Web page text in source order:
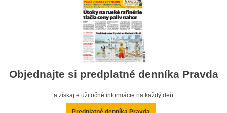
Objednajte si predplatné denníka Pravda
a získajte užitočné informácie na každý deň